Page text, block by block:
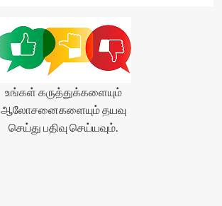
உங்கள் கருத்துக்களையும்
ஆலோசனைகளையும் தயவு
செய்து பதிவு செய்யவும்.